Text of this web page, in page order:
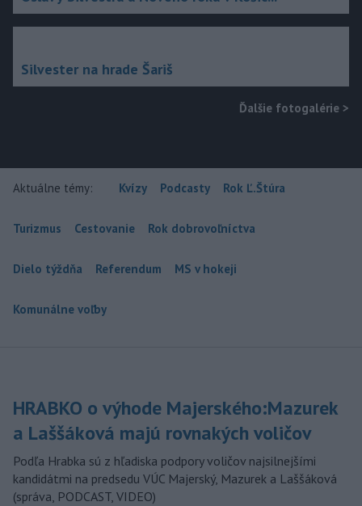
Silvester na hrade Šariš
Ďalšie fotogalérie >
Aktuálne témy: Kvízy Podcasty Rok Ľ.Štúra
Turizmus Cestovanie Rok dobrovoľníctva
Dielo týždňa Referendum MS v hokeji
Komunálne voľby
HRABKO o výhode Majerského:Mazurek
a Laššáková majú rovnakých voličov
Podľa Hrabka sú z hľadiska podpory voličov najsilnejšími
kandidátmi na predsedu VÚC Majerský, Mazurek a Laššáková
(správa, PODCAST, VIDEO)